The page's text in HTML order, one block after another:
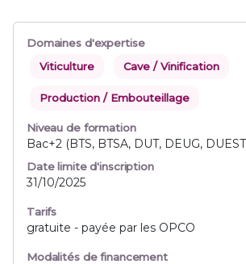
Domaines d'expertise
Viticulture
Cave / Vinification
Production / Embouteillage
Niveau de formation
Bac+2 (BTS, BTSA, DUT, DEUG,
Date limite d'inscription
31/10/2025
Tarifs
gratuite - payée par les OPCO
Modalités de financement